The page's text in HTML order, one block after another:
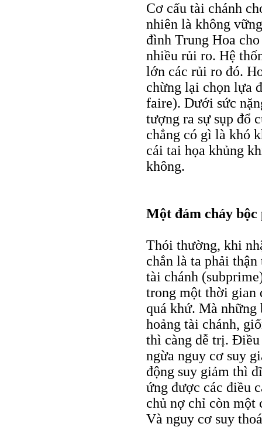
Cơ cấu tài chánh
nhiên là không
đình Trung Hoa
nhiều rủi ro. Hệ
lớn các rủi ro đó.
chừng lại chọn lựa
faire). Dưới sức
tượng ra sự sụp đổ
chẳng có gì là khó
cái tai họa khủng
không.
Một đám cháy bộc
Thói thường, khi
chắn là ta phải
tài chánh
trong một thời gian
quá khứ. Mà những
hoảng tài chánh,
thì càng dễ trị. Điều
ngừa nguy cơ suy
động suy giảm thì
ứng được các điều
chủ nợ chỉ còn một
Và nguy cơ suy